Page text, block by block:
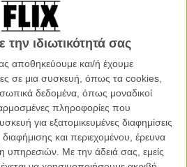
την ιδιωτικότητά σας
αποθηκεύουμε και/ή έχουμε
σε μια συσκευή, όπως τα cookies,
δεδομένα, όπως μοναδικοί
πληροφορίες που
για εξατομικευμένες διαφημίσεις
και περιεχομένου, έρευνα
υπηρεσιών. Με την άδειά σας, εμείς
Ο Γιώργος, μία φορά τον μήνα,
στη Σαλαμίνα απέναντι. Τόσο ο
κοιτάζουν μία το βουνό του Περάματος
τι να περιμένουν ή τι θα πρέπει να
μύθο, ο Πέρσης βασιλιάς Ξέρξης
ήττα του στόλου του από τον θρόνο
του όρους Αιγάλεω, στο σημερινό
ταινίας μικρού μήκους της Εύης
συμμετείχε στο επίσημο